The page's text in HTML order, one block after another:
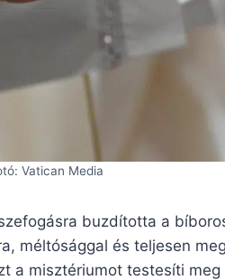
Vatican Media
buzdította a
méltósággal és teljesen
a misztériumot testesíti meg